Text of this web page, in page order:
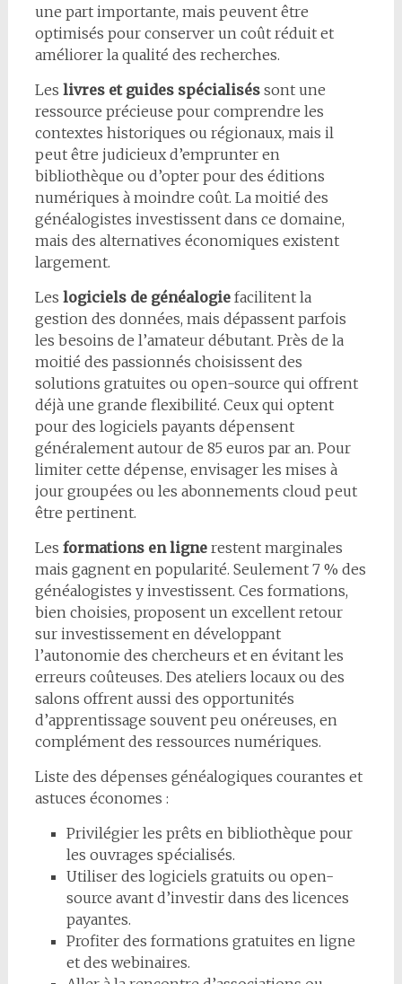
une part importante, mais peuvent être
optimisés pour conserver un coût réduit et
améliorer la qualité des recherches.
Les livres et guides spécialiséssont une
ressource précieuse pour comprendre les
contextes historiques ou régionaux, mais il
peut être judicieux d’emprunter en
bibliothèque ou d’opter pour des éditions
numériques à moindre coût. La moitié des
généalogistes investissent dans ce domaine,
mais des alternatives économiques existent
largement.
Les logiciels de généalogiefacilitent la
gestion des données, mais dépassent parfois
les besoins de l’amateur débutant. Près de la
moitié des passionnés choisissent des
solutions gratuites ou open-source qui offrent
déjà une grande flexibilité. Ceux qui optent
pour des logiciels payants dépensent
généralement autour de 85 euros par an. Pour
limiter cette dépense, envisager les mises à
jour groupées ou les abonnements cloud peut
être pertinent.
Les formations en lignerestent marginales
mais gagnent en popularité. Seulement 7 % des
généalogistes y investissent. Ces formations,
bien choisies, proposent un excellent retour
sur investissement en développant
l’autonomie des chercheurs et en évitant les
erreurs coûteuses. Des ateliers locaux ou des
salons offrent aussi des opportunités
d’apprentissage souvent peu onéreuses, en
complément des ressources numériques.
Liste des dépenses généalogiques courantes et
astuces économes :
Privilégier les prêts en bibliothèque pour
les ouvrages spécialisés.
Utiliser des logiciels gratuits ou open-
source avant d’investir dans des licences
payantes.
Profiter des formations gratuites en ligne
et des webinaires.